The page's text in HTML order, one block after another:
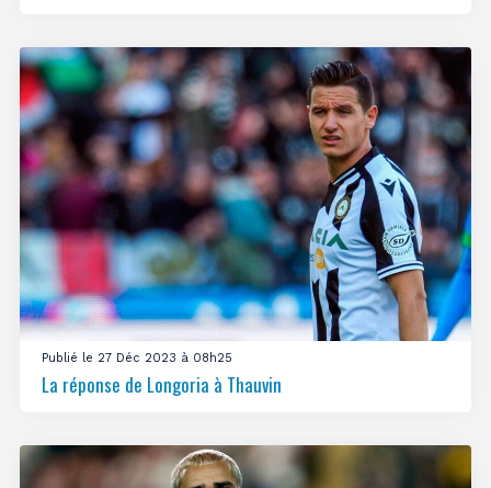
Publié le 27 Déc 2023 à 08h25
La réponse de Longoria à Thauvin